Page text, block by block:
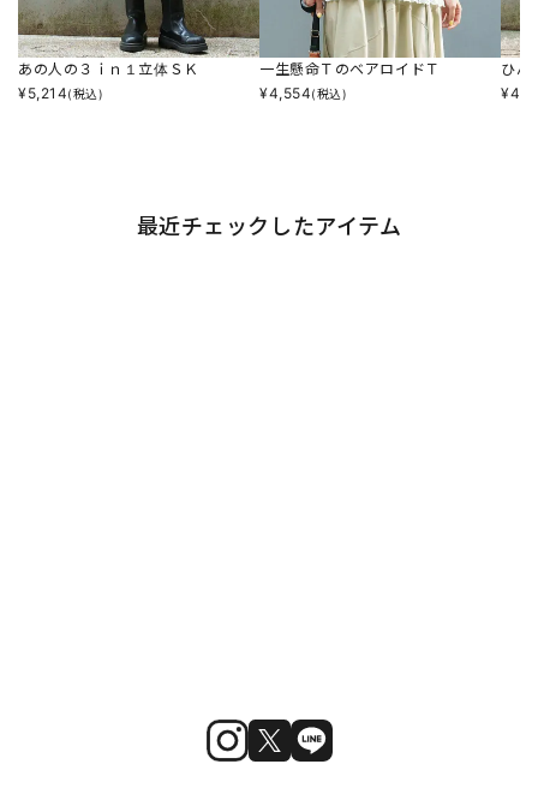
あの人の３ｉｎ１立体ＳＫ
¥5,214(税込)
一生懸命ＴのベアロイドＴ
¥4,554(税込)
ひん
¥
最近チェックしたアイテム